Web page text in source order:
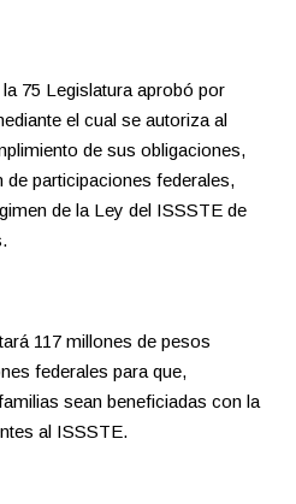
75 Legislatura aprobó por
el cual se autoriza al
de sus obligaciones,
participaciones federales,
de la Ley del ISSSTE de
117 millones de pesos
federales para que,
sean beneficiadas con la
al ISSSTE.